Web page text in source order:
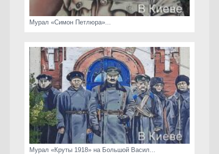
Мурал «Симон Петлюра»...
Мурал «Круты 1918» на Большой Васил...